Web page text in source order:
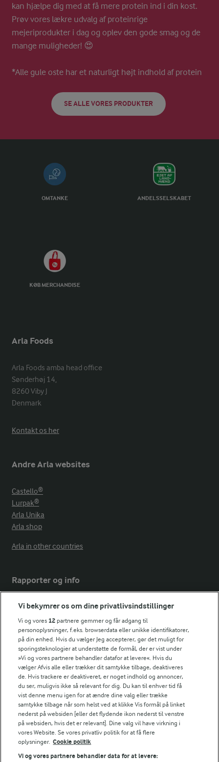
kan hjælpe dig med at få mere protein ind i din kost.
Prøv vores lækre udvalg af proteinrige
mejeriprodukter i dag og oplev den gode smag og de
mange muligheder! 😍
*Alle gule oste har et naturligt højt indhold af protein
SE ALLE VORES PRODUKTER
OMTANKE ANDELSSELSKABET
KØB MERCHANDISE
Arla Foods
Arla Foods amba head office
Sønderhøj 14,
8260 Viby J
Denmark
Kontakt os her
Andre Arla websites
Castello®
Lurpak®
Arla Unika
Arla shop
Arla in other countries
Rapporter og info
Årsrapport
FarmAhead™ Check rapport
Andelshaverinfo: Mælkepris
Fødevarestyrelsens smiley-rapporter for Arla Foods
Fødevarestyrelsens smiley-rapporter for Jörd
Fødevarestyrelsens smiley-rapporter for Lurpak PB
Følg
Vi bekymrer os om dine privatlivsindstillinger
Vi og vores 12 partnere gemmer og får adgang til
personoplysninger, f.eks. browserdata eller unikke identifikatorer,
på din enhed. Hvis du vælger Jeg accepterer, gør det muligt for
sporingsteknologier at understøtte de formål, der er vist under
»Vi og vores partnere behandler datafor at levere«. Hvis du
vælger Afvis alle eller trækker dit samtykke tilbage, deaktiveres
de. Hvis trackere er deaktiveret, er noget indhold og annoncer,
du ser, muligvis ikke så relevant for dig. Du kan til enhver tid få
vist denne menu igen for at ændre dine valg eller trække
samtykke tilbage når som helst ved at klikke Vis formål på linket
nederst på websiden [eller det flydende ikon nederst til venstre
på websiden, hvis det er relevant]. Dine valg vil have virkning i
vores Website. Se vores privatliv politik for at få flere
oplysninger. Cookie politik
Vi og vores partnere behandler data for at levere: